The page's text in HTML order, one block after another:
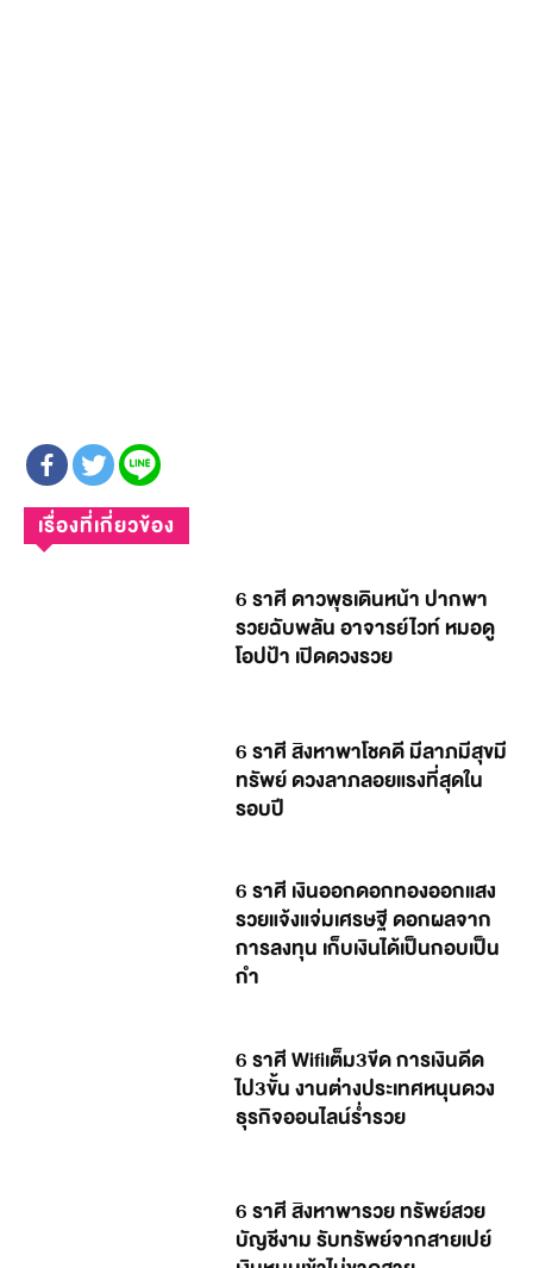
เรื่องที่เกี่ยวข้อง
6 ราศี ดาวพุธเดินหน้า ปากพา
รวยฉับพลัน อาจารย์ไวท์ หมอดู
โอปป้า เปิดดวงรวย
6 ราศี สิงหาพาโชคดี มีลาภมีสุขมี
ทรัพย์ ดวงลาภลอยแรงที่สุดใน
รอบปี
6 ราศี เงินออกดอกทองออกแสง
รวยแจ้งแจ่มเศรษฐี ดอกผลจาก
การลงทุน เก็บเงินได้เป็นกอบเป็น
กำ
6 ราศี Wifiเต็ม3ขีด การเงินดีด
ไป3ขั้น งานต่างประเทศหนุนดวง
ธุรกิจออนไลน์ร่ำรวย
6 ราศี สิงหาพารวย ทรัพย์สวย
บัญชีงาม รับทรัพย์จากสายเปย์